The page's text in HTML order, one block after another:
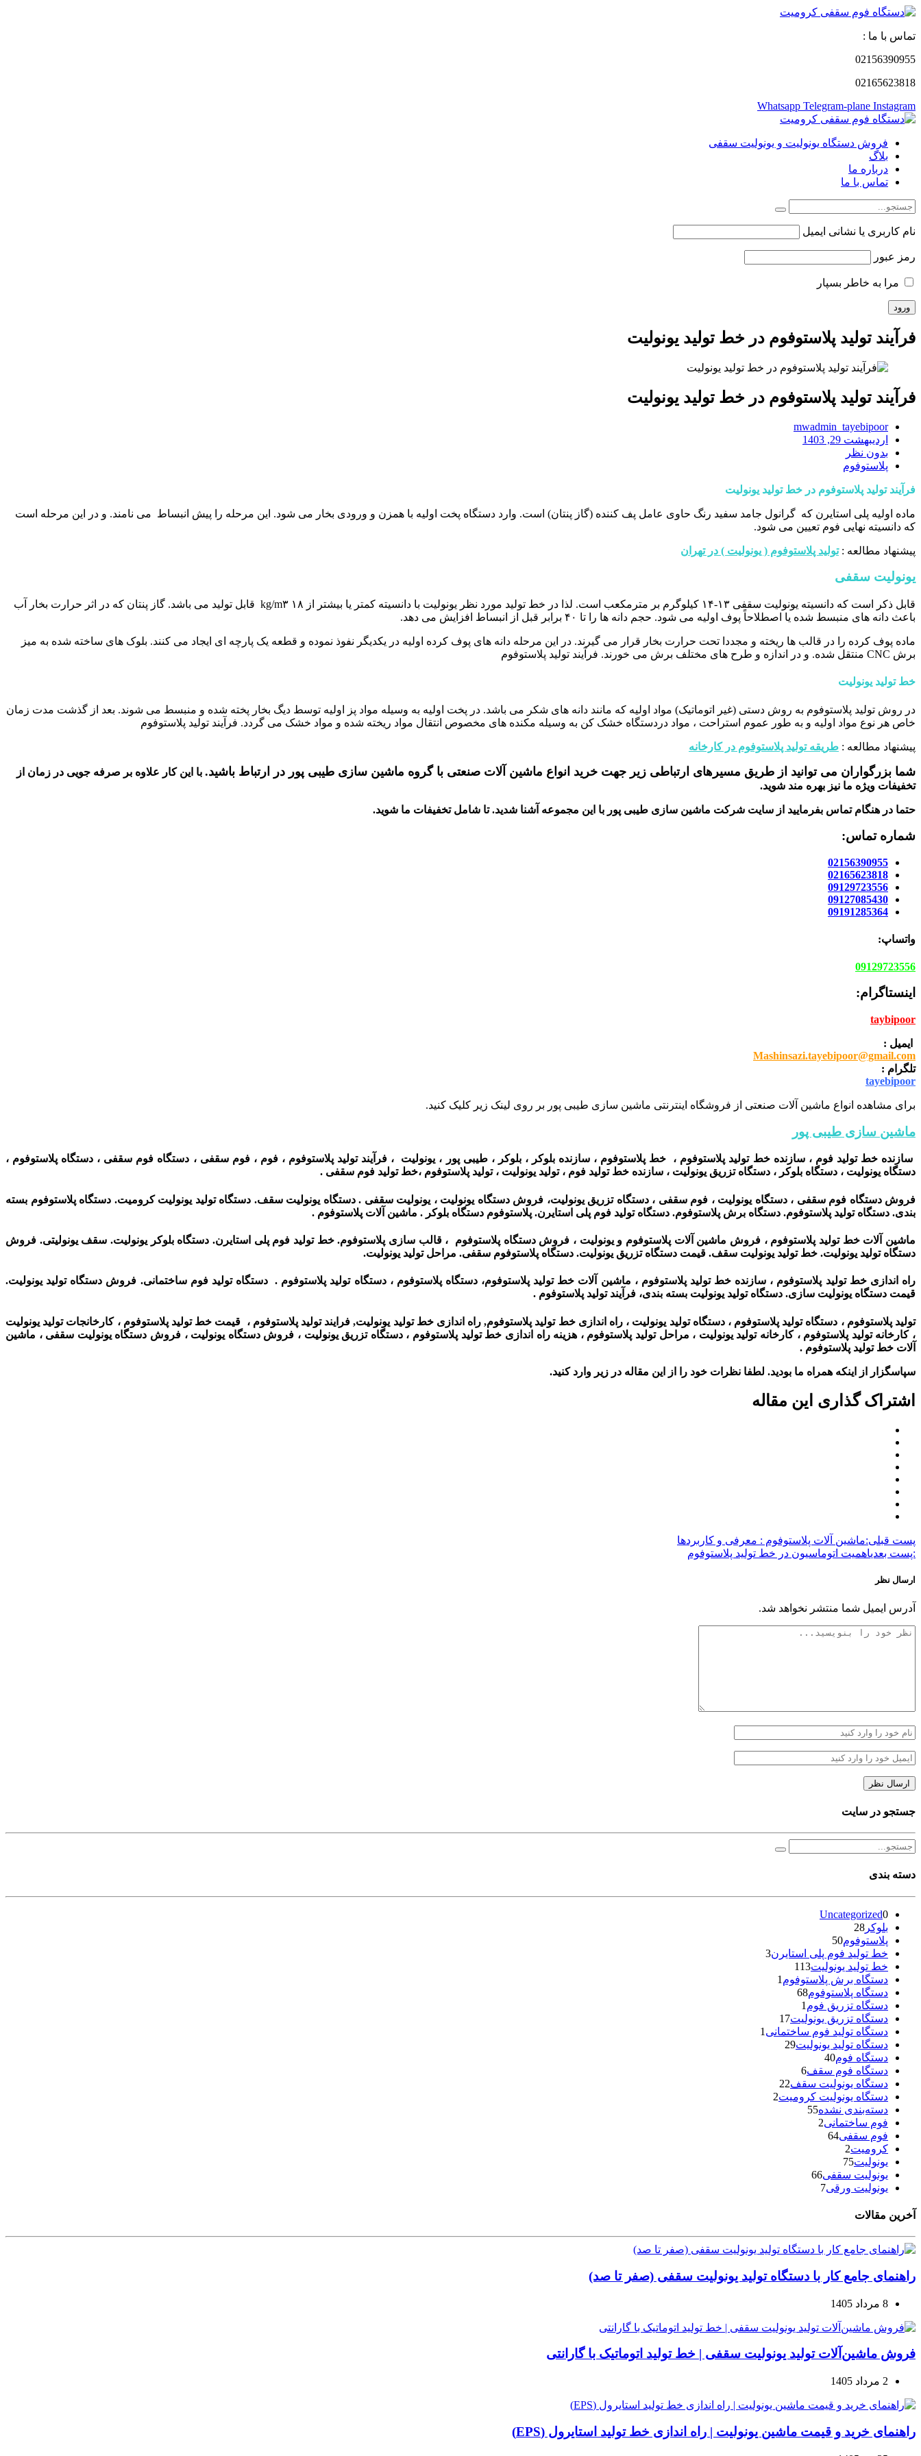
تماس با ما :
02156390955
02165623818
Whatsapp Telegram-plane Instagram
فروش دستگاه یونولیت و یونولیت سقفی
بلاگ
درباره ما
تماس با ما
نام کاربری یا نشانی ایمیل
رمز عبور
مرا به خاطر بسپار
فرآیند تولید پلاستوفوم در خط تولید یونولیت
فرآیند تولید پلاستوفوم در خط تولید یونولیت
mwadmin_tayebipoor
اردیبهشت 29, 1403
بدون نظر
پلاستوفوم
فرآیند تولید پلاستوفوم در خط تولید یونولیت
ماده اولیه پلی استایرن که گرانول جامد سفید رنگ حاوی عامل پف کننده (گاز پنتان) است. وارد دستگاه پخت اولیه با همزن و ورودی بخار می شود. این مرحله را پیش انبساط می نامند. و در این مرحله است
که دانسیته نهایی فوم تعیین می شود.
پیشنهاد مطالعه :تولید پلاستوفوم ( یونولیت ) در تهران
یونولیت سقفی
قابل ذکر است که دانسیته یونولیت سقفی ۱۳-۱۴ کیلوگرم بر مترمکعب است. لذا در خط تولید مورد نظر یونولیت با دانسیته کمتر یا بیشتر از ۱۸ kg/m۳ قابل تولید می باشد. گاز پنتان که در اثر حرارت بخار آب
باعث دانه های منبسط شده یا اصطلاحاً پوف اولیه می شود. حجم دانه ها را تا ۴۰ برابر قبل از انبساط افزایش می دهد.
ماده پوف کرده را در قالب ها ریخته و مجددا تحت حرارت بخار قرار می گیرند. در این مرحله دانه های پوف کرده اولیه در یکدیگر نفوذ نموده و قطعه یک پارچه ای ایجاد می کنند. بلوک های ساخته شده به میز
برش CNC منتقل شده. و در اندازه و طرح های مختلف برش می خورند. فرآیند تولید پلاستوفوم
خط تولید یونولیت
در روش تولید پلاستوفوم به روش دستی (غیر اتوماتیک) مواد اولیه که مانند دانه های شکر می باشد. در پخت اولیه به وسیله مواد پز اولیه توسط دیگ بخار پخته شده و منبسط می شوند. بعد از گذشت مدت زمان
خاص هر نوع مواد اولیه و به طور عموم استراحت ، مواد دردستگاه خشک کن به وسیله مکنده های مخصوص انتقال مواد ریخته شده و مواد خشک می گردد. فرآیند تولید پلاستوفوم
پیشنهاد مطالعه : طریقه تولید پلاستوفوم در کارخانه
شما بزرگواران می توانید از طریق مسیرهای ارتباطی زیر جهت خرید انواع ماشین آلات صنعتی با گروه ماشین سازی طیبی پور در ارتباط باشید. با این کار علاوه بر صرفه جویی در زمان از
تخفیفات ویژه ما نیز بهره مند شوید.
حتما در هنگام تماس بفرمایید از سایت شرکت ماشین سازی طیبی پور با این مجموعه آشنا شدید. تا شامل تخفیفات ما شوید.
شماره تماس:
02156390955
02165623818
09129723556
09127085430
09191285364
واتساپ:
09129723556
اینستاگرام:
taybipoor
ایمیل :
Mashinsazi.tayebipoor@gmail.com
تلگرام :
tayebipoor
برای مشاهده انواع ماشین آلات صنعتی از فروشگاه اینترنتی ماشین سازی طیبی پور بر روی لینک زیر کلیک کنید.
ماشین سازی طیبی پور
سازنده خط تولید فوم ، سازنده خط تولید پلاستوفوم ، خط پلاستوفوم ، سازنده بلوکر ، بلوکر ، طیبی پور ، یونولیت ، فرآیند تولید پلاستوفوم ، فوم ، فوم سقفی ، دستگاه فوم سقفی ، دستگاه پلاستوفوم ،
دستگاه یونولیت ، دستگاه بلوکر ، دستگاه تزریق یونولیت ، سازنده خط تولید فوم ، تولید یونولیت ، تولید پلاستوفوم ،خط تولید فوم سقفی .
فروش دستگاه فوم سقفی ، دستگاه یونولیت ، فوم سقفی ، دستگاه تزریق یونولیت، فروش دستگاه یونولیت ، یونولیت سقفی . دستگاه یونولیت سقف. دستگاه تولید یونولیت کرومیت. دستگاه پلاستوفوم بسته
بندی. دستگاه تولید پلاستوفوم. دستگاه برش پلاستوفوم. دستگاه توليد فوم پلى استايرن. پلاستوفوم دستگاه بلوکر . ماشین آلات پلاستوفوم .
ماشین آلات خط تولید پلاستوفوم ، فروش ماشین آلات پلاستوفوم و یونولیت ، فروش دستگاه پلاستوفوم ، قالب سازی پلاستوفوم. خط تولید فوم پلی استایرن. دستگاه بلوکر یونولیت. سقف یونولیتی. فروش
دستگاه تولید یونولیت. خط تولید یونولیت سقف. قیمت دستگاه تزریق یونولیت. دستگاه پلاستوفوم سقفی. مراحل تولید یونولیت.
راه اندازی خط تولید پلاستوفوم ، سازنده خط تولید پلاستوفوم ، ماشین آلات خط تولید پلاستوفوم، دستگاه پلاستوفوم ، دستگاه تولید پلاستوفوم . دستگاه تولید فوم ساختمانی. فروش دستگاه تولید یونولیت.
قیمت دستگاه یونولیت سازی. دستگاه تولید یونولیت بسته بندی، فرآیند تولید پلاستوفوم .
تولید پلاستوفوم ، دستگاه تولید پلاستوفوم ، دستگاه تولید یونولیت ، راه اندازی خط تولید پلاستوفوم, راه اندازی خط تولید یونولیت, فرایند تولید پلاستوفوم ، قیمت خط تولید پلاستوفوم ، کارخانجات تولید یونولیت
، کارخانه تولید پلاستوفوم ، کارخانه تولید یونولیت ، مراحل تولید پلاستوفوم ، هزینه راه اندازی خط تولید پلاستوفوم ، دستگاه تزریق یونولیت ، فروش دستگاه یونولیت ، فروش دستگاه یونولیت سقفی ، ماشین
آلات خط تولید پلاستوفوم .
سپاسگزار از اینکه همراه ما بودید. لطفا نظرات خود را از این مقاله در زیر وارد کنید.
اشتراک گذاری این مقاله
پست قبلی:ماشین‌ آلات پلاستوفوم : معرفی و کاربردها
:پست بعدیاهمیت اتوماسیون در خط تولید پلاستوفوم
ارسال نظر
آدرس ایمیل شما منتشر نخواهد شد.
جستجو در سایت
دسته بندی
Uncategorized0
بلوکر 28
پلاستوفوم50
خط تولید فوم پلی استایرن3
خط تولید یونولیت113
دستگاه برش پلاستوفوم 1
دستگاه پلاستوفوم68
دستگاه تزریق فوم 1
دستگاه تزریق یونولیت17
دستگاه تولید فوم ساختمانی 1
دستگاه تولید یونولیت29
دستگاه فوم40
دستگاه فوم سقف6
دستگاه یونولیت سقف22
دستگاه یونولیت کرومیت2
دسته‌بندی نشده55
فوم ساختمانی2
فوم سقفی64
کرومیت2
یونولیت75
یونولیت سقفی66
یونولیت ورقی7
آخرین مقالات
راهنمای جامع کار با دستگاه تولید یونولیت سقفی (صفر تا صد)
8 مرداد 1405
فروش ماشین‌آلات تولید یونولیت سقفی | خط تولید اتوماتیک با گارانتی
2 مرداد 1405
راهنمای خرید و قیمت ماشین یونولیت | راه اندازی خط تولید استایرول (EPS)